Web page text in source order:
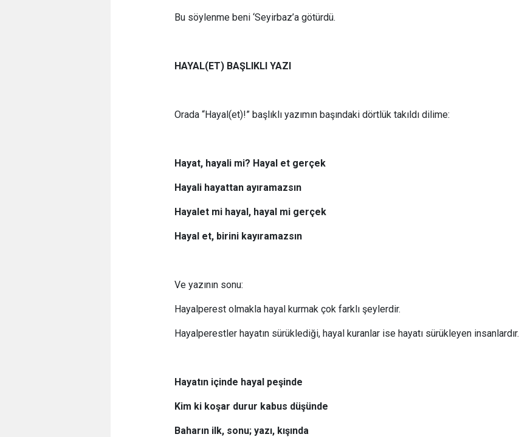
Bu söylenme beni ‘Seyirbaz’a götürdü.
HAYAL(ET) BAŞLIKLI YAZI
Orada “Hayal(et)!” başlıklı yazımın başındaki dörtlük takıldı dilime:
Hayat, hayali mi? Hayal et gerçek
Hayali hayattan ayıramazsın
Hayalet mi hayal, hayal mi gerçek
Hayal et, birini kayıramazsın
Ve yazının sonu:
Hayalperest olmakla hayal kurmak çok farklı şeylerdir.
Hayalperestler hayatın sürüklediği, hayal kuranlar ise hayatı sürükleyen insanlardır.
Hayatın içinde hayal peşinde
Kim ki koşar durur kabus düşünde
Baharın ilk, sonu; yazı, kışında